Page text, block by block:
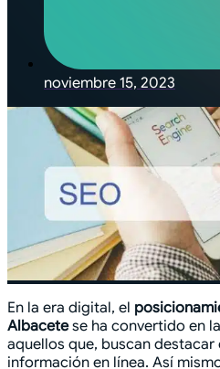
noviembre 15, 2023
En la era digital, el
Albacetese ha convertido en
aquellos que, buscan
información en línea. Así